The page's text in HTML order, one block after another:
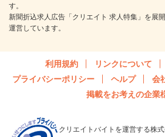
す。
新聞折込求人広告「クリエイト 求人特集」を展
運営しています。
利用規約 リンクについて
プライバシーポリシー
ヘルプ 会
掲載をお考えの企業
クリエイトバイトを運営する株